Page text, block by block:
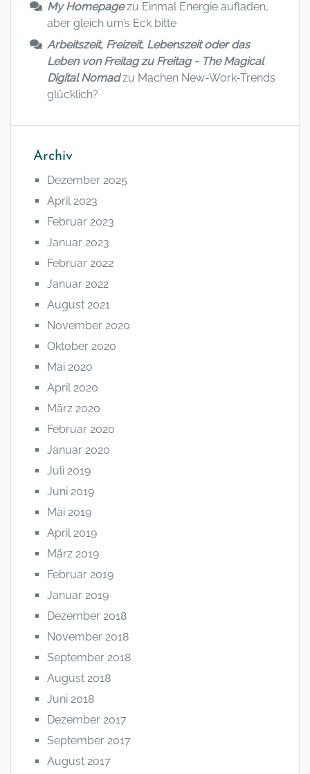
My Homepagezu Einmal Energie aufladen,
aber gleich um’s Eck bitte
Arbeitszeit, Freizeit, Lebenszeit oder das
Leben von Freitag zu Freitag - The Magical
Digital Nomadzu Machen New-Work-Trends
glücklich?
Archiv
Dezember 2025
April 2023
Februar 2023
Januar 2023
Februar 2022
Januar 2022
August 2021
November 2020
Oktober 2020
Mai 2020
April 2020
März 2020
Februar 2020
Januar 2020
Juli 2019
Juni 2019
Mai 2019
April 2019
März 2019
Februar 2019
Januar 2019
Dezember 2018
November 2018
September 2018
August 2018
Juni 2018
Dezember 2017
September 2017
August 2017